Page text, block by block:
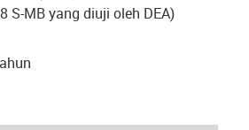
S-MB yang diuji oleh DEA)